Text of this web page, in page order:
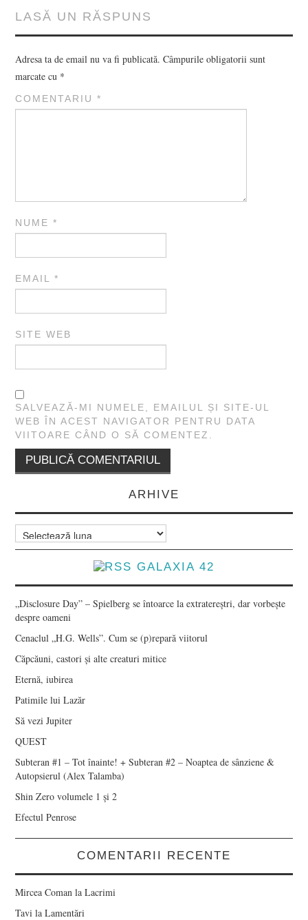
LASĂ UN RĂSPUNS
Adresa ta de email nu va fi publicată. Câmpurile obligatorii sunt
marcate cu *
COMENTARIU*
NUME*
EMAIL*
SITE WEB
SALVEAZĂ-MI NUMELE, EMAILUL ȘI SITE-UL
WEB ÎN ACEST NAVIGATOR PENTRU DATA
VIITOARE CÂND O SĂ COMENTEZ.
ARHIVE
Arhive
GALAXIA 42
„Disclosure Day” – Spielberg se întoarce la extratereștri, dar vorbește
despre oameni
Cenaclul „H.G. Wells”. Cum se (p)repară viitorul
Căpcăuni, castori și alte creaturi mitice
Eternă, iubirea
Patimile lui Lazăr
Să vezi Jupiter
QUEST
Subteran #1 – Tot înainte! + Subteran #2 – Noaptea de sânziene &
Autopsierul (Alex Talamba)
Shin Zero volumele 1 și 2
Efectul Penrose
COMENTARII RECENTE
Mircea Coman laLacrimi
Tavi laLamentări